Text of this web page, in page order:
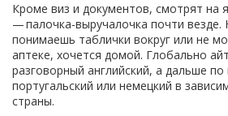
Кроме виз и документов, смотрят на
— палочка-выручалочка почти везде.
понимаешь таблички вокруг или не
аптеке, хочется домой. Глобально
разговорный английский, а дальше по
португальский или немецкий в
страны.